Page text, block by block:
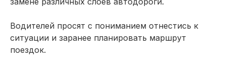
Водителей просят с пониманием отнестись к
ситуации и заранее планировать маршрут
поездок.